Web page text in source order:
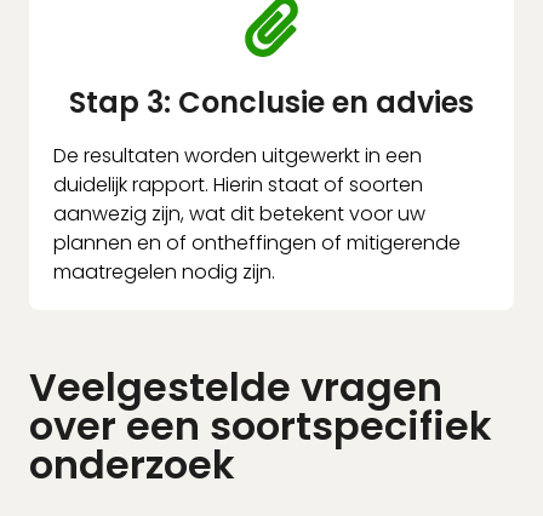
Stap 3: Conclusie en advies
De resultaten worden uitgewerkt in een
duidelijk rapport. Hierin staat of soorten
aanwezig zijn, wat dit betekent voor uw
plannen en of ontheffingen of mitigerende
maatregelen nodig zijn.
Veelgestelde vragen
over een soortspecifiek
onderzoek